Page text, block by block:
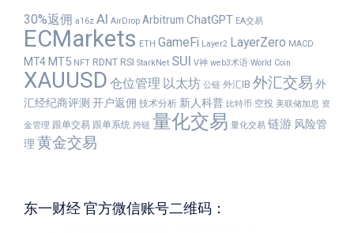
30%返佣 a16z AI AirDrop Arbitrum ChatGPT EA交易
ECMarkets ETH GameFi Layer2 LayerZero MACD
MT4MT5 NFT RDNT RSI StarkNet SUI V神 web3术语 World Coin
XAUUSD 仓位管理 以太坊 公链 外汇IB 外汇交易 外
汇经纪商评测 开户返佣 技术分析 新人科普 比特币 空投 美联储加息 资
金管理 跟单交易 跟单系统 跨链 量化交易 量化交易 链游 风险管
理 黄金交易
东一财经 官方微信账号二维码：